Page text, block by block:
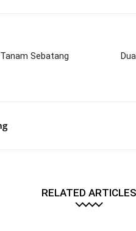
Sebatang
RELATED ARTICLES